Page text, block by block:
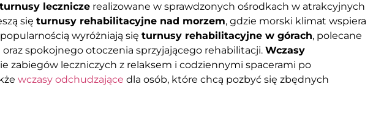
turnusy lecznicze realizowane w sprawdzonych ośrodkach w atrakcyjnych
się turnusy rehabilitacyjne nad morzem, gdzie morski klimat wspiera
wyróżniają się turnusy rehabilitacyjne w górach, polecane
spokojnego otoczenia sprzyjającego rehabilitacji. Wczasy
zabiegów leczniczych z relaksem i codziennymi spacerami po
wczasy odchudzające dla osób, które chcą pozbyć się zbędnych